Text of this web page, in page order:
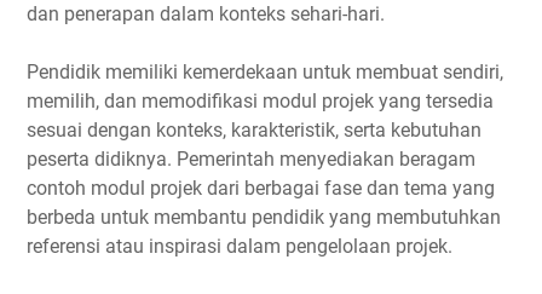
dan penerapan dalam konteks sehari-hari.
Pendidik memiliki kemerdekaan untuk membuat sendiri,
memilih, dan memodifikasi modul projek yang tersedia
sesuai dengan konteks, karakteristik, serta kebutuhan
peserta didiknya. Pemerintah menyediakan beragam
contoh modul projek dari berbagai fase dan tema yang
berbeda untuk membantu pendidik yang membutuhkan
referensi atau inspirasi dalam pengelolaan projek.